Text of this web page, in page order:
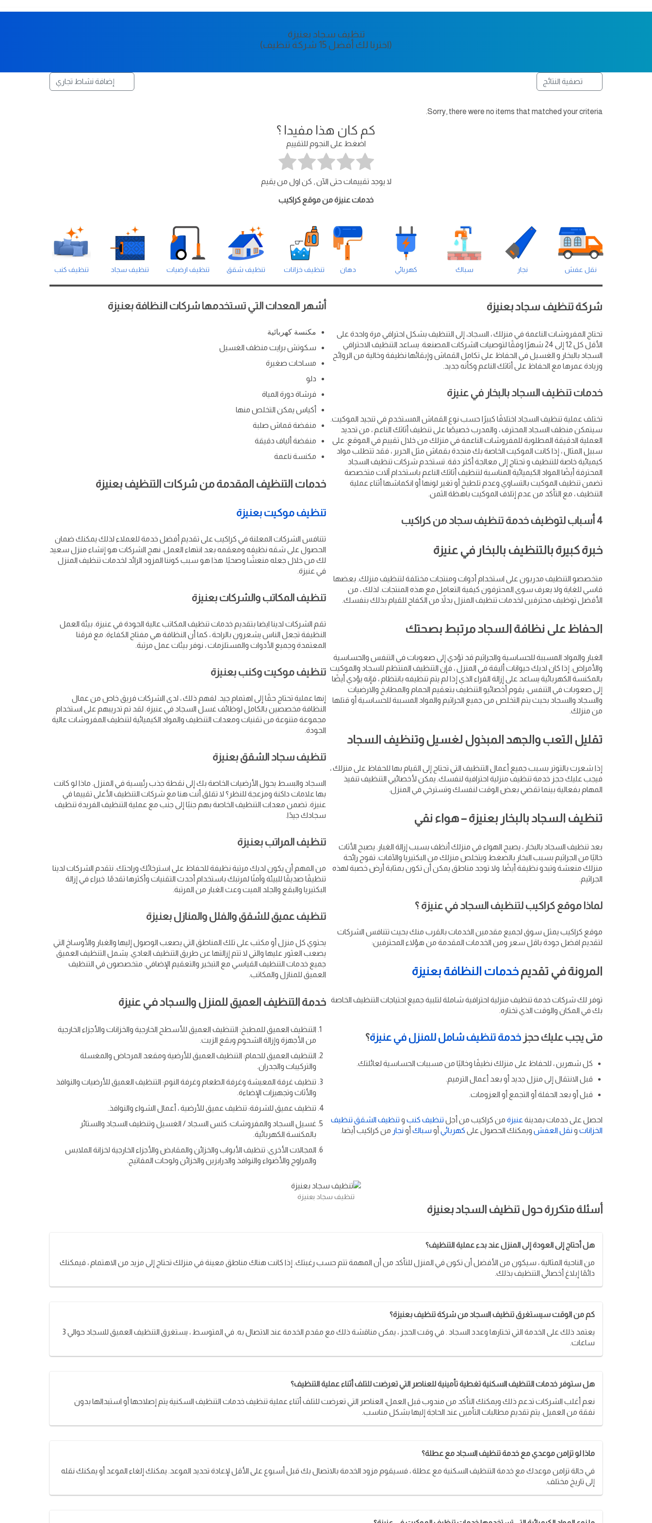
تنظيف سجاد بعنيزة
(اخترنا لك أفضل 15 شركة تنظيف)
تصفية النتائج إضافة نشاط تجاري
Sorry, there were no items that matched your criteria.
كم كان هذا مفيدا ؟
اضغط على النجوم للتقييم
لا يوجد تقييمات حتى الآن , كن اول من يقيم
خدمات عنيزة من موقع كراكيب
نقل عفش نجار سباك كهربائي دهان تنظيف خزانات تنظيف شقق تنظيف ارضيات تنظيف سجاد تنظيف كنب
شركة تنظيف سجاد بعنيزة
تحتاج المفروشات الناعمة في منزلك ، السجاد، إلى التنظيف بشكل احترافي مرة واحدة على
الأقل كل 12 إلى 24 شهرًا وفقًا لتوصيات الشركات المصنعة. يساعد التنظيف الاحترافي
السجاد بالبخار و الغسيل في الحفاظ على تكامل القماش وإبقائها نظيفة وخالية من الروائح
وزيادة عمرها مع الحفاظ على أثاثك الناعم وكأنه جديد.
خدمات تنظيف السجاد بالبخار في عنيزة
تختلف عملية تنظيف السجاد اختلافًا كبيرًا حسب نوع القماش المستخدم في تنجيد الموكيت.
سيتمكن منظف السجاد المحترف ، والمدرب خصيصًا على تنظيف أثاثك الناعم ، من تحديد
العملية الدقيقة المطلوبة للمفروشات الناعمة في منزلك من خلال تقييم في الموقع. على
سبيل المثال ، إذا كانت الموكيت الخاصة بك منجدة بقماش مثل الحرير ، فقد تتطلب مواد
كيميائية خاصة للتنظيف و تحتاج إلى معالجة أكثر دقة. تستخدم شركات تنظيف السجاد
المحترفة أيضًا المواد الكيميائية المناسبة لتنظيف أثاثك الناعم باستخدام آلات متخصصة
تضمن تنظيف الموكيت بالتساوي وعدم تلطيخ أو تغير لونها أو انكماشها أثناء عملية
التنظيف ، مع التأكد من عدم إتلاف الموكيت باهظة الثمن.
4 أسباب لتوظيف خدمة تنظيف سجاد من كراكيب
خبرة كبيرة بالتنظيف بالبخار في عنيزة
متخصصو التنظيف مدربون على استخدام أدوات ومنتجات مختلفة لتنظيف منزلك. بعضها
قاسي للغاية ولا يعرف سوى المحترفون كيفية التعامل مع هذه المنتجات. لذلك ، من
الأفضل توظيف محترفين لخدمات تنظيف المنزل بدلاً من الكفاح للقيام بذلك بنفسك.
الحفاظ على نظافة السجاد مرتبط بصحتك
الغبار والمواد المسببة للحساسية والجراثيم قد تؤدي إلى صعوبات في التنفس والحساسية
والأمراض. إذا كان لديك حيوانات أليفة في المنزل ، فإن التنظيف المنتظم للسجاد والموكيت
بالمكنسة الكهربائية يساعد على إزالة الفراء الذي إذا لم يتم تنظيفه بانتظام ، فإنه يؤدي أيضًا
إلى صعوبات في التنفس. يقوم أخصائيو التنظيف بتعقيم الحمام والمطابخ والارضيات
والسجاد والسجاد بحيث يتم التخلص من جميع الجراثيم والمواد المسببة للحساسية أو قتلها
من منزلك.
تقليل التعب والجهد المبذول لغسيل وتنظيف السجاد
إذا شعرت بالتوتر بسبب جميع أعمال التنظيف التي تحتاج إلى القيام بها للحفاظ على منزلك ،
فيجب عليك حجز خدمة تنظيف منزلية احترافية لنفسك. يمكن لأخصائيي التنظيف تنفيذ
المهام بفعالية بينما تقضي بعض الوقت لنفسك وتسترخي في المنزل.
تنظيف السجاد بالبخار بعنيزة – هواء نقي
بعد تنظيف السجاد بالبخار ، يصبح الهواء في منزلك أنظف بسبب إزالة الغبار. يصبح الأثاث
خاليًا من الجراثيم بسبب البخار بالضغط ويتخلص منزلك من البكتيريا والآفات. تفوح رائحة
منزلك منعشة وتبدو نظيفة أيضًا. ولا توجد مناطق يمكن أن تكون بمثابة أرض خصبة لهذه
الجراثيم.
لماذا موقع كراكيب لتنظيف السجاد في عنيزة ؟
موقع كراكيب يمثل سوق لجميع مقدمين الخدمات بالقرب منك بحيث تتنافس الشركات
لتقديم افضل جودة باقل سعر ومن الخدمات المقدمة من هؤلاء المحترفين:
المرونة في تقديمخدمات النظافة بعنيزة
توفر لك شركات خدمة تنظيف منزلية احترافية شاملة لتلبية جميع احتياجات التنظيف الخاصة
بك في المكان والوقت الذي تختاره.
متى يجب عليك حجز خدمة تنظيف شامل للمنزل في عنيزة؟
كل شهرين ، للحفاظ على منزلك نظيفًا وخاليًا من مسببات الحساسية لعائلتك.
قبل الانتقال إلى منزل جديد أو بعد أعمال الترميم.
قبل أو بعد الحفلة أو التجمع أو العزومات.
احصل على خدمات بمدينة عنيزة من كراكيب من أجل تنظيف كنب و تنظيف الشقق تنظيف
الخزانات ونقل العفش ويمكنك الحصول على كهربائي أو سباك أونجار من كراكيب أيضا.
أشهر المعدات التي تستخدمها شركات النظافة بعنيزة
مكنسة كهربائية
سكوتش برايت منظف الغسيل
مساحات صغيرة
دلو
فرشاة دورة المياة
أكياس يمكن التخلص منها
منفضة قماش صلبة
منفضة ألياف دقيقة
مكنسة ناعمة
خدمات التنظيف المقدمة من شركات التنظيف بعنيزة
تنظيف موكيت بعنيزة
تتنافس الشركات المعلنة في كراكيب على تقديم أفضل خدمة للعملاء لذلك يمكنك ضمان
الحصول على شقه نظيفه ومعقمه بعد انتهاء العمل. نهج الشركات هو إنشاء منزل سعيد
لك من خلال جعله منعشًا وصحيًا. هذا هو سبب كوننا المزود الرائد لخدمات تنظيف المنزل
في عنيزة.
تنظيف المكاتب والشركات بعنيزة
تقم الشركات لدينا ايضا بتقديم خدمات تنظيف المكاتب عالية الجودة في عنيزة. بيئة العمل
النظيفة تجعل الناس يشعرون بالراحة ، كما أن النظافة هي مفتاح الكفاءة. مع فرقنا
المعتمدة وجميع الأدوات والمستلزمات ، نوفر بيئات عمل مرتبة.
تنظيف موكيت وكنب بعنيزة
إنها عملية تحتاج حقًا إلى اهتمام جيد. لفهم ذلك ، لدى الشركات فريق خاص من عمال
النظافة مخصصين بالكامل لوظائف غسل السجاد في عنيزة. لقد تم تدريبهم على استخدام
مجموعة متنوعة من تقنيات ومعدات التنظيف والمواد الكيميائية لتنظيف المفروشات عالية
الجودة.
تنظيف سجاد الشقق بعنيزة
السجاد والبسط يحول الأرضيات الخاصة بك إلى نقطة جذب رئيسية في المنزل. ماذا لو كانت
بها علامات داكنة ومزعجة للنظر؟ لا تقلق أنت هنا مع شركات التنظيف الأعلى تقييما في
عنيزة. تضمن معدات التنظيف الخاصة بهم جنبًا إلى جنب مع عملية التنظيف الفريدة تنظيف
سجادك جيدًا.
تنظيف المراتب بعنيزة
من المهم أن يكون لديك مرتبة نظيفة للحفاظ على استرخائك وراحتك. نتقدم الشركات لدينا
تنظيفًا صديقًا للبيئة وآمنًا لمرتبك باستخدام أحدث التقنيات وأكثرها تقدمًا. خبراء في إزالة
البكتيريا والبقع والجلد الميت وعث الغبار من المرتبة.
تنظيف عميق للشقق والفلل والمنازل بعنيزة
يحتوي كل منزل أو مكتب على تلك المناطق التي يصعب الوصول إليها والغبار والأوساخ التي
يصعب العثور عليها والتي لا تتم إزالتها عن طريق التنظيف العادي. يشمل التنظيف العميق
جميع خدمات التنظيف القياسي مع التبخير والتعقيم الإضافي. متخصصون في التنظيف
العميق للمنازل والمكاتب.
خدمة التنظيف العميق للمنزل والسجاد في عنيزة
التنظيف العميق للمطبخ: التنظيف العميق للأسطح الخارجية والخزانات والأجزاء الخارجية
من الأجهزة وإزالة الشحوم وبقع الزيت.
التنظيف العميق للحمام: التنظيف العميق للأرضية ومقعد المرحاض والمغسلة
والتركيبات والجدران.
تنظيف غرفة المعيشة وغرفة الطعام وغرفة النوم: التنظيف العميق للأرضيات والنوافذ
والأثاث وتجهيزات الإضاءة.
تنظيف عميق للشرفة: تنظيف عميق للأرضية ، أعمال الشواء والنوافذ.
غسيل السجاد والمفروشات: كنس السجاد / الغسيل وتنظيف السجاد والستائر
بالمكنسة الكهربائية.
المجالات الأخرى: تنظيف الأبواب والخزائن والمقابض والأجزاء الخارجية لخزانة الملابس
والمراوح والأضواء والنوافذ والدرابزين والخزائن ولوحات المفاتيح.
تنظيف سجاد بعنيزة
أسئلة متكررة حول تنظيف السجاد بعنيزة
هل أحتاج إلى العودة إلى المنزل عند بدء عملية التنظيف؟
من الناحية المثالية ، سيكون من الأفضل أن تكون في المنزل للتأكد من أن المهمة تتم حسب رغبتك. إذا كانت هناك مناطق معينة في منزلك تحتاج إلى مزيد من الاهتمام ، فيمكنك
دائمًا إبلاغ أخصائي التنظيف بذلك.
كم من الوقت سيستغرق تنظيف السجاد من شركة تنظيف بعنيزة؟
يعتمد ذلك على الخدمة التي تختارها وعدد السجاد . في وقت الحجز ، يمكن مناقشة ذلك مع مقدم الخدمة عند الاتصال به. في المتوسط ​​، يستغرق التنظيف العميق للسجاد حوالي 3
ساعات.
هل ستوفر خدمات التنظيف السكنية تغطية تأمينية للعناصر التي تعرضت للتلف أثناء عملية التنظيف؟
نعم أغلب الشركات تدعم ذلك ويمكنك التأكد من مندوب قبل العمل، العناصر التي تعرضت للتلف أثناء عملية تنظيف خدمات التنظيف السكنية يتم إصلاحها أو استبدالها بدون
نفقة من العميل. يتم تقديم مطالبات التأمين عند الحاجة إليها بشكل مناسب.
ماذا لو تزامن موعدي مع خدمة تنظيف السجاد مع عطلة؟
في حالة تزامن موعدك مع خدمة التنظيف السكنية مع عطلة ، فسيقوم مزود الخدمة بالاتصال بك قبل أسبوع على الأقل لإعادة تحديد الموعد. يمكنك إلغاء الموعد أو يمكنك نقله
إلى تاريخ مختلف.